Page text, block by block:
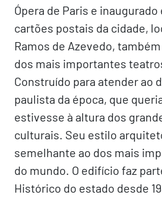
Ópera de Paris e inaugurado
cartões postais da cidade,
Ramos de Azevedo,
dos mais importantes
Construído para atender ao
paulista da época, que
estivesse à altura dos
culturais. Seu estilo
semelhante ao dos mais
do mundo. O edifício faz
Histórico do estado desde